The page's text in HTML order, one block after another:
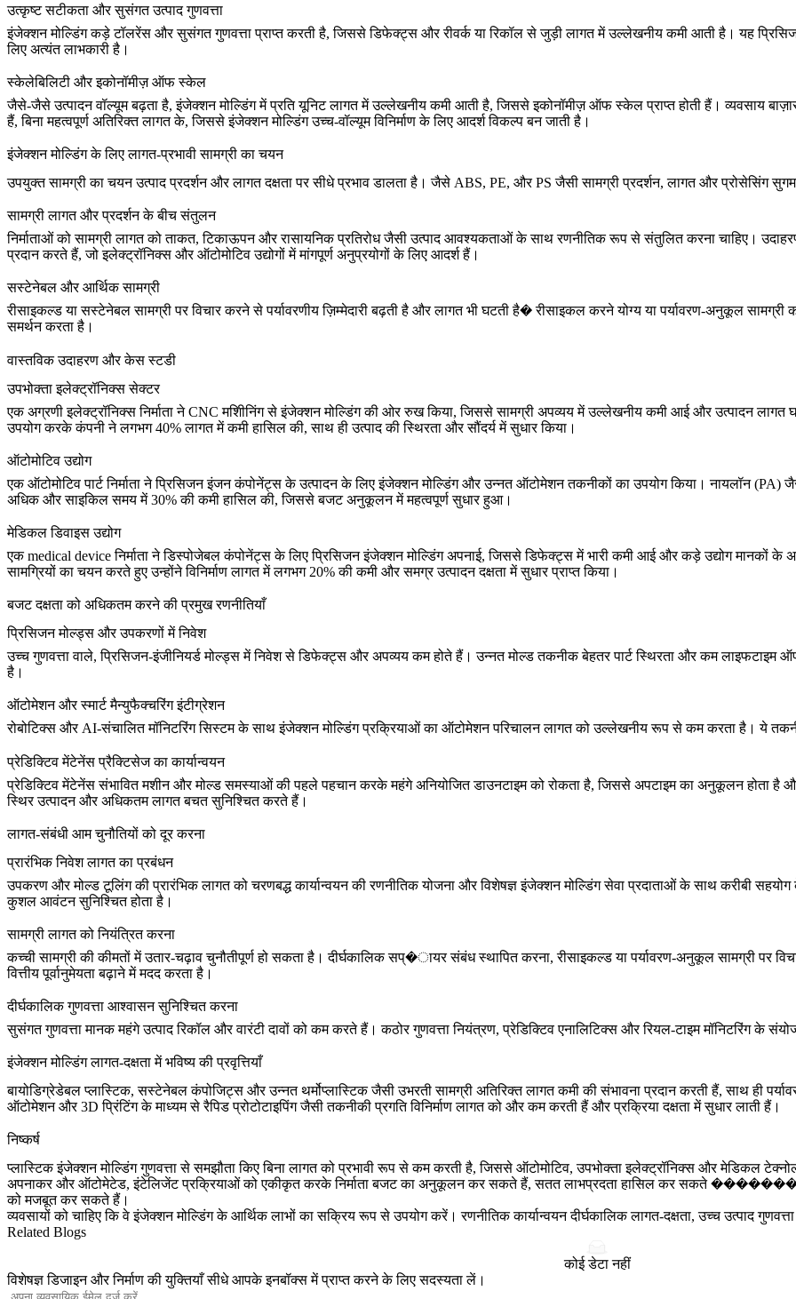
उत्कृष्ट सटीकता और सुसंगत उत्पाद गुणवत्ता
इंजेक्शन मोल्डिंग कड़े टॉलरेंस और सुसंगत गुणवत्ता प्राप्त करती है, जिससे डिफेक्ट्स और रीवर्क या रिकॉल से जुड़ी लागत में उल्लेखनीय कमी आती है। यह
लिए अत्यंत लाभकारी है।
स्केलेबिलिटी और इकोनॉमीज़ ऑफ स्केल
जैसे-जैसे उत्पादन वॉल्यूम बढ़ता है, इंजेक्शन मोल्डिंग में प्रति यूनिट लागत में उल्लेखनीय कमी आती है, जिससे इकोनॉमीज़ ऑफ स्केल प्राप्त होती हैं। व्यवसाय
हैं, बिना महत्वपूर्ण अतिरिक्त लागत के, जिससे इंजेक्शन मोल्डिंग उच्च-वॉल्यूम विनिर्माण के लिए आदर्श विकल्प बन जाती है।
इंजेक्शन मोल्डिंग के लिए लागत-प्रभावी सामग्री का चयन
उपयुक्त सामग्री का चयन उत्पाद प्रदर्शन और लागत दक्षता पर सीधे प्रभाव डालता है। जैसे ABS, PE, औरPS जैसी सामग्री प्रदर्शन, लागत और प्रोसेसिंग
सामग्री लागत और प्रदर्शन के बीच संतुलन
निर्माताओं को सामग्री लागत को ताकत, टिकाऊपन और रासायनिक प्रतिरोध जैसी उत्पाद आवश्यकताओं के साथ रणनीतिक रूप से संतुलित करना चाहिए।
प्रदान करते हैं, जो इलेक्ट्रॉनिक्स और ऑटोमोटिव उद्योगों में मांगपूर्ण अनुप्रयोगों के लिए आदर्श हैं।
सस्टेनेबल और आर्थिक सामग्री
रीसाइकल्ड या सस्टेनेबल सामग्री पर विचार करने से पर्यावरणीय ज़िम्मेदारी बढ़ती है और लागत भी घटती है� रीसाइकल करने योग्य या पर्यावरण-अनुकूल सामग्री
समर्थन करता है।
वास्तविक उदाहरण और केस स्टडी
उपभोक्ता इलेक्ट्रॉनिक्स सेक्टर
एक अग्रणी इलेक्ट्रॉनिक्स निर्माता ने CNC मशीिनिंग से इंजेक्शन मोल्डिंग की ओर रुख किया, जिससे सामग्री अपव्यय में उल्लेखनीय कमी आई और उत्पादन लागत
उपयोग करके कंपनी ने लगभग 40% लागत में कमी हासिल की, साथ ही उत्पाद की स्थिरता और सौंदर्य में सुधार किया।
ऑटोमोटिव उद्योग
एक ऑटोमोटिव पार्ट निर्माता ने प्रिसिजन इंजन कंपोनेंट्स के उत्पादन के लिए इंजेक्शन मोल्डिंग और उन्नत ऑटोमेशन तकनीकों का उपयोग किया।नायलॉन (PA)
अधिक और साइकिल समय में 30% की कमी हासिल की, जिससे बजट अनुकूलन में महत्वपूर्ण सुधार हुआ।
मेडिकल डिवाइस उद्योग
एक medical device निर्माता ने डिस्पोजेबल कंपोनेंट्स के लिए प्रिसिजन इंजेक्शन मोल्डिंग अपनाई, जिससे डिफेक्ट्स में भारी कमी आई और कड़े उद्योग मानकों के
सामग्रियों का चयन करते हुए उन्होंने विनिर्माण लागत में लगभग 20% की कमी और समग्र उत्पादन दक्षता में सुधार प्राप्त किया।
बजट दक्षता को अधिकतम करने की प्रमुख रणनीतियाँ
प्रिसिजन मोल्ड्स और उपकरणों में निवेश
उच्च गुणवत्ता वाले, प्रिसिजन-इंजीनियर्ड मोल्ड्स में निवेश से डिफेक्ट्स और अपव्यय कम होते हैं। उन्नत मोल्ड तकनीक बेहतर पार्ट स्थिरता और कम लाइफटाइम
है।
ऑटोमेशन और स्मार्ट मैन्युफैक्चरिंग इंटीग्रेशन
रोबोटिक्स और AI-संचालित मॉनिटरिंग सिस्टम के साथ इंजेक्शन मोल्डिंग प्रक्रियाओं का ऑटोमेशन परिचालन लागत को उल्लेखनीय रूप से कम करता है। ये
प्रेडिक्टिव मेंटेनेंस प्रैक्टिसेज का कार्यान्वयन
प्रेडिक्टिव मेंटेनेंस संभावित मशीन और मोल्ड समस्याओं की पहले पहचान करके महंगे अनियोजित डाउनटाइम को रोकता है, जिससे अपटाइम का अनुकूलन होता है
स्थिर उत्पादन और अधिकतम लागत बचत सुनिश्चित करते हैं।
लागत-संबंधी आम चुनौतियों को दूर करना
प्रारंभिक निवेश लागत का प्रबंधन
उपकरण और मोल्ड टूलिंग की प्रारंभिक लागत को चरणबद्ध कार्यान्वयन की रणनीतिक योजना और विशेषज्ञ इंजेक्शन मोल्डिंग सेवा प्रदाताओं के साथ करीबी
कुशल आवंटन सुनिश्चित होता है।
सामग्री लागत को नियंत्रित करना
कच्ची सामग्री की कीमतों में उतार-चढ़ाव चुनौतीपूर्ण हो सकता है। दीर्घकालिक सप्�ायर संबंध स्थापित करना, रीसाइकल्ड यापर्यावरण-अनुकूल सामग्रीपर
वित्तीय पूर्वानुमेयता बढ़ाने में मदद करता है।
दीर्घकालिक गुणवत्ता आश्वासन सुनिश्चित करना
सुसंगत गुणवत्ता मानक महंगे उत्पाद रिकॉल और वारंटी दावों को कम करते हैं। कठोर गुणवत्ता नियंत्रण, प्रेडिक्टिव एनालिटिक्स और रियल-टाइम मॉनिटरिंग के
इंजेक्शन मोल्डिंग लागत-दक्षता में भविष्य की प्रवृत्तियाँ
बायोडिग्रेडेबल प्लास्टिक, सस्टेनेबल कंपोजिट्स और उन्नत थर्मोप्लास्टिक जैसी उभरती सामग्री अतिरिक्त लागत कमी की संभावना प्रदान करती हैं, साथ ही
ऑटोमेशन और3D प्रिंटिंगके माध्यम से रैपिड प्रोटोटाइपिंग जैसी तकनीकी प्रगति विनिर्माण लागत को और कम करती हैं और प्रक्रिया दक्षता में सुधार लाती हैं।
निष्कर्ष
प्लास्टिक इंजेक्शन मोल्डिंग गुणवत्ता से समझौता किए बिना लागत को प्रभावी रूप से कम करती है, जिससे ऑटोमोटिव,उपभोक्ता इलेक्ट्रॉनिक्स औरमेडिकल
अपनाकर और ऑटोमेटेड, इंटेलिजेंट प्रक्रियाओं को एकीकृत करके निर्माता बजट का अनुकूलन कर सकते हैं, सतत लाभप्रदता हासिल कर सकते
को मजबूत कर सकते हैं।
व्यवसायों को चाहिए कि वे इंजेक्शन मोल्डिंग के आर्थिक लाभों का सक्रिय रूप से उपयोग करें। रणनीतिक कार्यान्वयन दीर्घकालिक लागत-दक्षता, उच्च उत्पाद
Related Blogs
कोई डेटा नहीं
विशेषज्ञ डिजाइन और निर्माण की युक्तियाँ सीधे आपके इनबॉक्स में प्राप्त करने के लिए सदस्यता लें।